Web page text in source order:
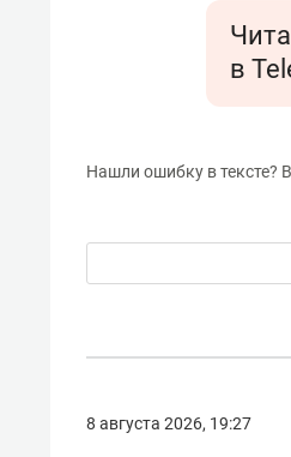
в
Нашли ошибку в тексте?
8 августа 2026, 19:27